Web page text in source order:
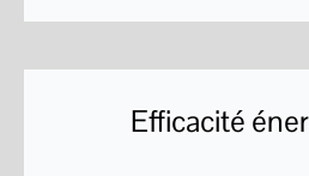
Efficacité